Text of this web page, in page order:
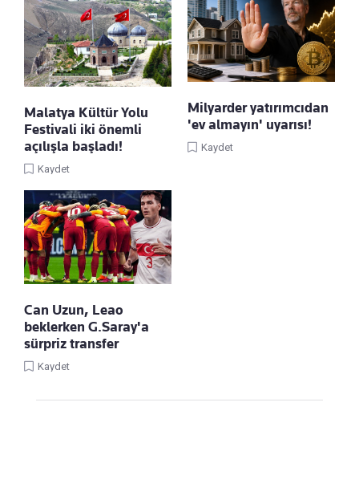
Malatya Kültür Yolu
Festivali iki önemli
açılışla başladı!
Kaydet
Milyarder yatırımcıdan
'ev almayın' uyarısı!
Kaydet
Can Uzun, Leao
beklerken G.Saray'a
sürpriz transfer
Kaydet